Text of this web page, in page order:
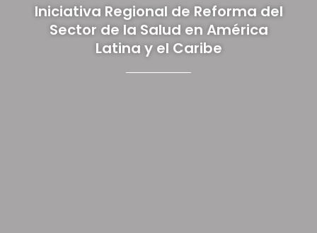
Iniciativa Regional de Reforma del
Sector de la Salud en América
Latina y el Caribe